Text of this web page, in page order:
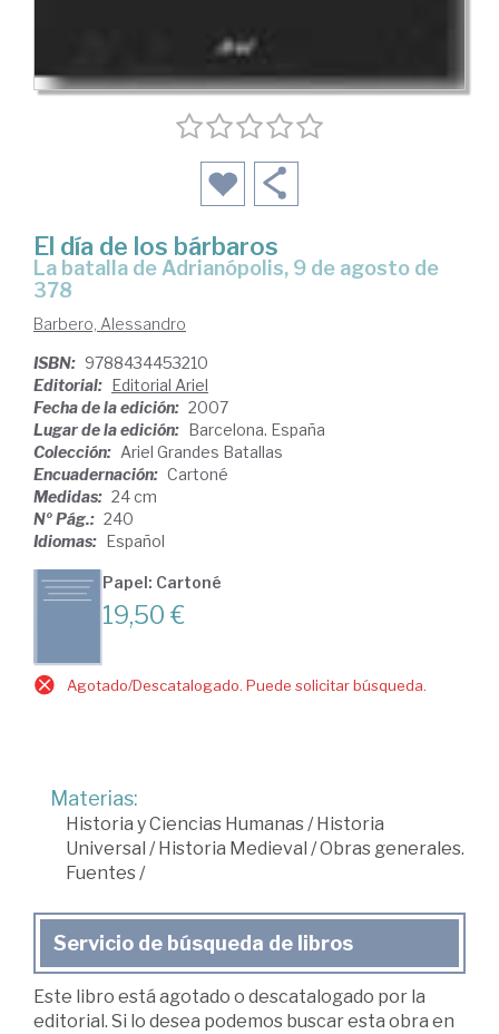
El día de los bárbaros
la batalla de Adrianópolis, 9 de agosto de
378
Barbero, Alessandro
ISBN: 9788434453210
Editorial: Editorial Ariel
Fecha de la edición: 2007
Lugar de la edición: Barcelona. España
Colección: Ariel Grandes Batallas
Encuadernación: Cartoné
Medidas: 24 cm
Nº Pág.: 240
Idiomas: Español
Papel: Cartoné
19,50 €
Agotado/Descatalogado. Puede solicitar búsqueda.
Materias:
Historia y Ciencias Humanas/Historia
Universal /Historia Medieval /Obras generales.
Fuentes/
Servicio de búsqueda de libros
Este libro está agotado o descatalogado por la
editorial. Si lo desea podemos buscar esta obra en